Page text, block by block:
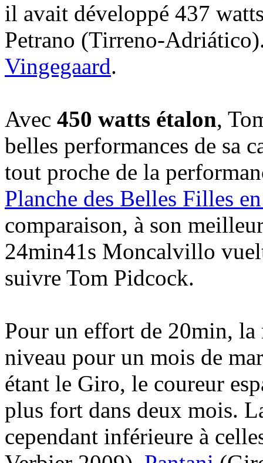
il avait développé 437
Petrano (Tirreno-
Vingegaard.
Avec 450 watts étalon,
belles performances de sa
tout proche de la
Planche des Belles Filles
comparaison, à son
24min41s Moncalvillo
suivre Tom Pidcock.
Pour un effort de 20min, la
niveau pour un mois de
étant le Giro, le coureur
plus fort dans deux mois.
cependant inférieure à